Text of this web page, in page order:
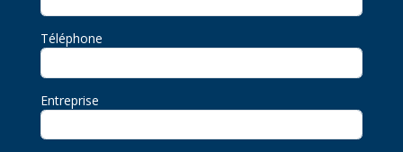
Téléphone
Entreprise